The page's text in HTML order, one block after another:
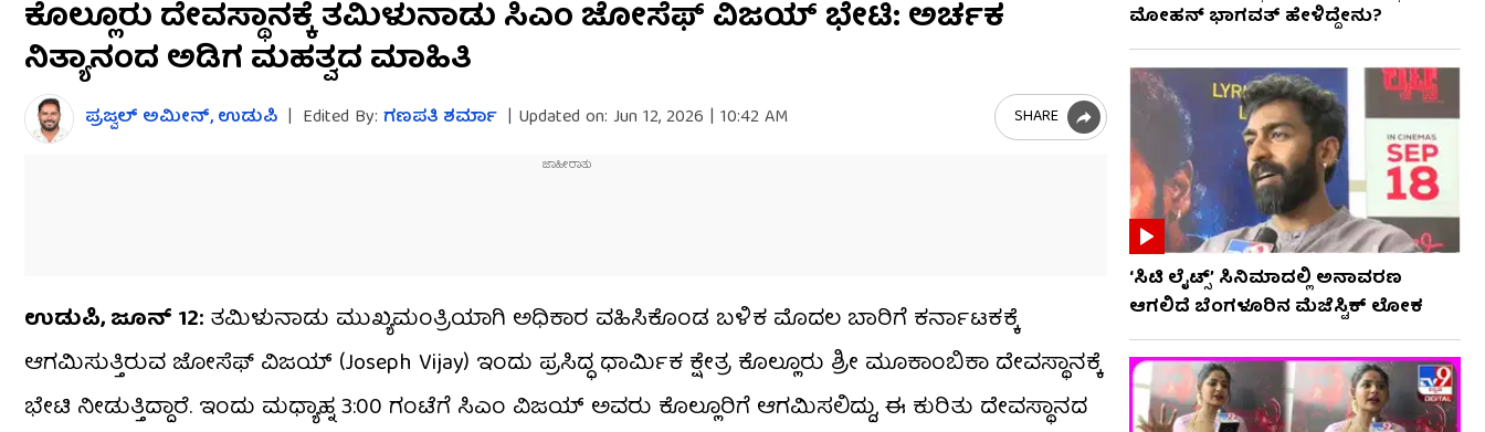
seconds
of
3
minutes,
seconds
0%
ಕೊಲ್ಲೂರು ದೇವಸ್ಥಾನಕ್ಕೆ ತಮಿಳುನಾಡು ಸಿಎಂ ಜೋಸೆಫ್ ವಿಜಯ್ ಭೇಟಿ: ಅರ್ಚಕ
ನಿತ್ಯಾನಂದ ಅಡಿಗ ಮಹತ್ವದ ಮಾಹಿತಿ
ಪ್ರಜ್ವಲ್ ಅಮೀನ್​, ಉಡುಪಿ | Edited By: ಗಣಪತಿ ಶರ್ಮಾ | Updated on: Jun 12, 2026 | 10:42 AM SHARE
ಉಡುಪಿ, ಜೂನ್ 12: ತಮಿಳುನಾಡು ಮುಖ್ಯಮಂತ್ರಿಯಾಗಿ ಅಧಿಕಾರ ವಹಿಸಿಕೊಂಡ ಬಳಿಕ ಮೊದಲ ಬಾರಿಗೆ ಕರ್ನಾಟಕಕ್ಕೆ
ಆಗಮಿಸುತ್ತಿರುವ ಜೋಸೆಫ್ ವಿಜಯ್ (Joseph Vijay) ಇಂದು ಪ್ರಸಿದ್ಧ ಧಾರ್ಮಿಕ ಕ್ಷೇತ್ರ ಕೊಲ್ಲೂರು ಶ್ರೀ ಮೂಕಾಂಬಿಕಾ ದೇವಸ್ಥಾನಕ್ಕೆ
ಭೇಟಿ ನೀಡುತ್ತಿದ್ದಾರೆ. ಇಂದು ಮಧ್ಯಾಹ್ನ 3:00 ಗಂಟೆಗೆ ಸಿಎಂ ವಿಜಯ್ ಅವರು ಕೊಲ್ಲೂರಿಗೆ ಆಗಮಿಸಲಿದ್ದು, ಈ ಕುರಿತು ದೇವಸ್ಥಾನದ
ಮೋಹನ್ ಭಾಗವತ್ ಹೇಳಿದ್ದೇನು?
‘ಸಿಟಿ ಲೈಟ್ಸ್’ ಸಿನಿಮಾದಲ್ಲಿ ಅನಾವರಣ
ಆಗಲಿದೆ ಬೆಂಗಳೂರಿನ ಮೆಜೆಸ್ಟಿಕ್ ಲೋಕ